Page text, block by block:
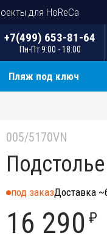
для HoReCa
+7(499) 653-81-64
Пн-Пт 9:00 - 18:00
Пляж под ключ
005/5170VN
под заказДоставка
16 290 ₽